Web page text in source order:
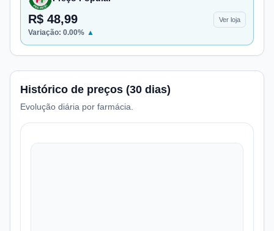
R$ 48,99 Ver loja
Variação: 0.00% ▲
Histórico de preços (30 dias)
Evolução diária por farmácia.